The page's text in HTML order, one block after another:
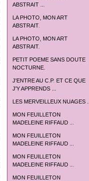
ABSTRAIT ...
LA PHOTO, MON ART
ABSTRAIT.
LA PHOTO, MON ART
ABSTRAIT.
PETIT POEME SANS DOUTE
NOCTURNE.
J'ENTRE AU C.P. ET CE QUE
J'Y APPRENDS ...
LES MERVEILLEUX NUAGES ...
MON FEUILLETON
MADELEINE RIFFAUD ...
MON FEUILLETON
MADELEINE RIFFAUD ...
MON FEUILLETON
MADELEINE RIFFAUD ...
MON FEUILLETON